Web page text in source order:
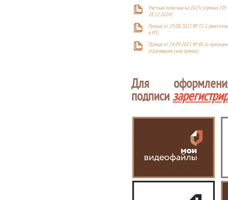
Учетная политика на 2025г. (приказ 105
28.12.2024)
Приказ от 29.08.2025 № 72-1
в УП)
Приказ от 24.09.2025 № 86 (о
утратившим силу приказ)
Для
подписи